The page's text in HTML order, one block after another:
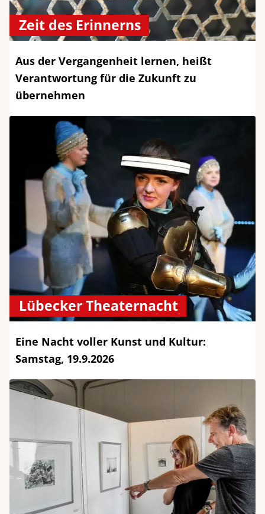
Zeit des Erinnerns
Aus der Vergangenheit lernen, heißt
Verantwortung für die Zukunft zu
übernehmen
Lübecker Theaternacht
Eine Nacht voller Kunst und Kultur:
Samstag, 19.9.2026